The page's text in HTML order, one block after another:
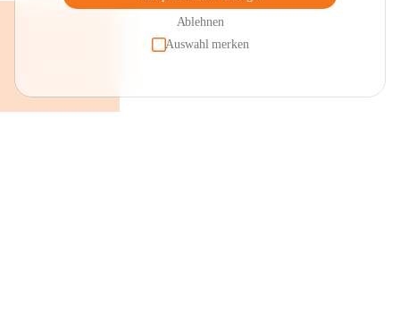
Ablehnen
Auswahl merken